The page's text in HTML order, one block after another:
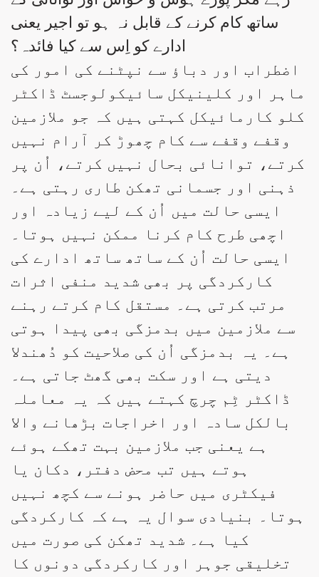
ساتھ کام کرنے کے قابل نہ ہو تو اجیر یعنی
ادارے کو اِس سے کیا فائدہ؟
اضطراب اور دباؤ سے نپٹنے کی امور کی
ماہر اور کلینیکل سائیکولوجسٹ ڈاکٹر
کلو کارمائیکل کہتی ہیں کہ جو ملازمین
وقفے وقفے سے کام چھوڑ کر آرام نہیں
کرتے، توانائی بحال نہیں کرتے، اُن پر
ذہنی اور جسمانی تھکن طاری رہتی ہے۔
ایسی حالت میں اُن کے لیے زیادہ اور
اچھی طرح کام کرنا ممکن نہیں ہوتا۔
ایسی حالت اُن کے ساتھ ساتھ ادارے کی
کارکردگی پر بھی شدید منفی اثرات
مرتب کرتی ہے۔ مستقل کام کرتے رہنے
سے ملازمین میں بدمزگی بھی پیدا ہوتی
ہے۔ یہ بدمزگی اُن کی صلاحیت کو دُھندلا
دیتی ہے اور سکت بھی گھٹ جاتی ہے۔
ڈاکٹر ٹِم چرچ کہتے ہیں کہ یہ معاملہ
بالکل سادہ اور اخراجات بڑھانے والا
ہے یعنی جب ملازمین بہت تھکے ہوئے
ہوتے ہیں تب محض دفتر، دکان یا
فیکٹری میں حاضر ہونے سے کچھ نہیں
ہوتا۔ بنیادی سوال یہ ہے کہ کارکردگی
کیا ہے۔ شدید تھکن کی صورت میں
تخلیقی جوہر اور کارکردگی دونوں کا